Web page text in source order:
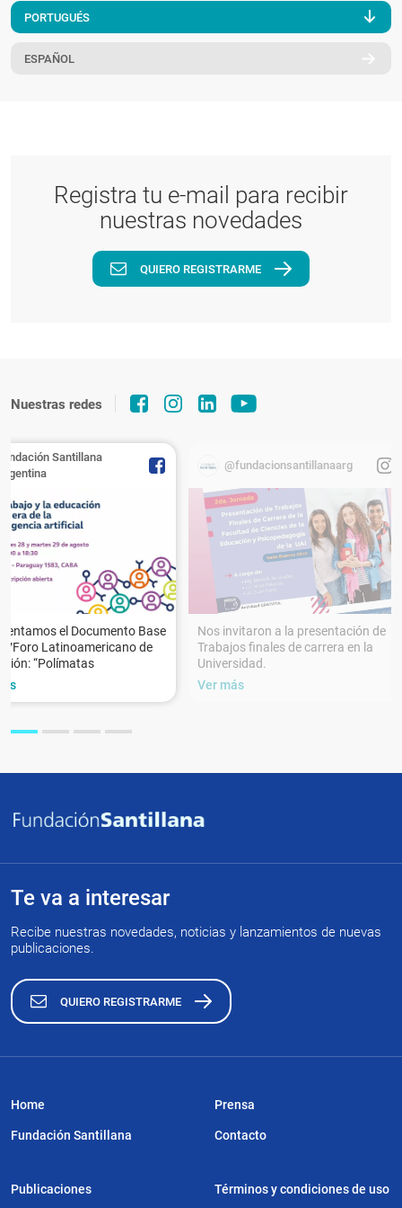
PT
PORTUGUÉS
ESPAÑOL
Registra tu e-mail para recibir
nuestras novedades
QUIERO REGISTRARME
Nuestras redes
Santillana
el Documento Base
Latinoamericano de
“Polímatas
@fundacionsantillanaarg
Nos invitaron a la presentación de
Trabajos finales de carrera en la
Universidad.
Ver más
Te va a interesar
Recibe nuestras novedades, noticias y lanzamientos de nuevas
publicaciones.
QUIERO REGISTRARME
Home
Fundación Santillana
Publicaciones
Prensa
Contacto
Términos y condiciones de uso